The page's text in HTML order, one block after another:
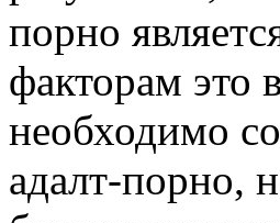
порно
факторам это
необходимо
адалт-порно,